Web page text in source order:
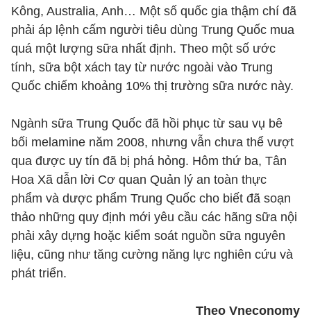
Kông, Australia, Anh… Một số quốc gia thậm chí đã
phải áp lệnh cấm người tiêu dùng Trung Quốc mua
quá một lượng sữa nhất định. Theo một số ước
tính, sữa bột xách tay từ nước ngoài vào Trung
Quốc chiếm khoảng 10% thị trường sữa nước này.
Ngành sữa Trung Quốc đã hồi phục từ sau vụ bê
bối melamine năm 2008, nhưng vẫn chưa thể vượt
qua được uy tín đã bị phá hỏng. Hôm thứ ba, Tân
Hoa Xã dẫn lời Cơ quan Quản lý an toàn thực
phẩm và dược phẩm Trung Quốc cho biết đã soạn
thảo những quy định mới yêu cầu các hãng sữa nội
phải xây dựng hoặc kiểm soát nguồn sữa nguyên
liệu, cũng như tăng cường năng lực nghiên cứu và
phát triển.
Theo Vneconomy